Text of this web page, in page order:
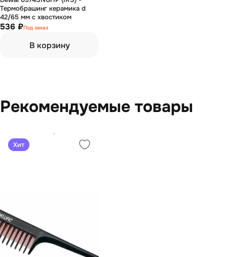
Термобрашинг керамика d
42/65 мм с хвостиком
536 ₽Под заказ
В корзину
Рекомендуемые товары
Хит